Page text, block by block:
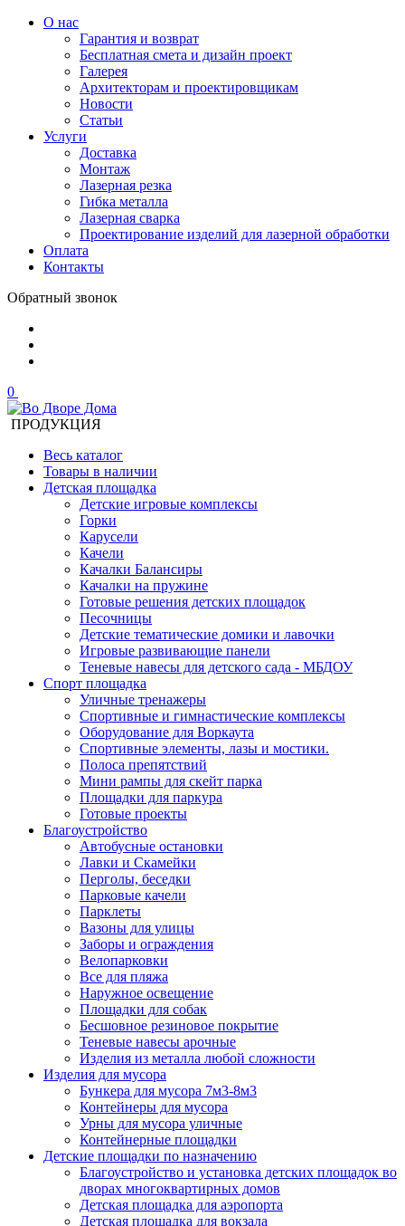
О нас
Гарантия и возврат
Бесплатная смета и дизайн проект
Галерея
Архитекторам и проектировщикам
Новости
Статьи
Услуги
Доставка
Монтаж
Лазерная резка
Гибка металла
Лазерная сварка
Проектирование изделий для лазерной обработки
Оплата
Контакты
Обратный звонок
0
ПРОДУКЦИЯ
Весь каталог
Товары в наличии
Детская площадка
Детские игровые комплексы
Горки
Карусели
Качели
Качалки Балансиры
Качалки на пружине
Готовые решения детских площадок
Песочницы
Детские тематические домики и лавочки
Игровые развивающие панели
Теневые навесы для детского сада - МБДОУ
Спорт площадка
Уличные тренажеры
Спортивные и гимнастические комплексы
Оборудование для Воркаута
Спортивные элементы, лазы и мостики.
Полоса препятствий
Мини рампы для скейт парка
Площадки для паркура
Готовые проекты
Благоустройство
Автобусные остановки
Лавки и Скамейки
Перголы, беседки
Парковые качели
Парклеты
Вазоны для улицы
Заборы и ограждения
Велопарковки
Все для пляжа
Наружное освещение
Площадки для собак
Бесшовное резиновое покрытие
Теневые навесы арочные
Изделия из металла любой сложности
Изделия для мусора
Бункера для мусора 7м3-8м3
Контейнеры для мусора
Урны для мусора уличные
Контейнерные площадки
Детские площадки по назначению
Благоустройство и установка детских площадок во
дворах многоквартирных домов
Детская площадка для аэропорта
Детская площадка для вокзала